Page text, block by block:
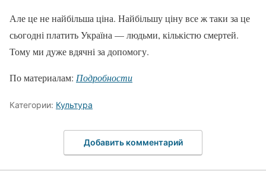
Але це не найбільша ціна. Найбільшу ціну все ж таки за це
сьогодні платить Україна — людьми, кількістю смертей.
Тому ми дуже вдячні за допомогу.
По материалам: Подробности
Категории: Культура
Добавить комментарий